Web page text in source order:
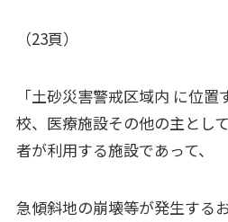
（23頁）
「土砂災害警戒区域内 に位
校、医療施設その他の主とし
者が利用する施設であって、
急傾斜地の崩壊等が発生する